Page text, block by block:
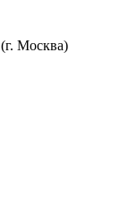
Москва)